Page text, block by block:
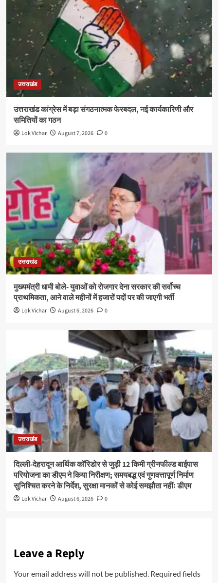
उत्तराखंड
उत्तराखंड कांग्रेस में बड़ा संगठनात्मक फेरबदल, नई कार्यकारिणी और
समितियों का गठन
Lok Vichar August 7, 2026 0
उत्तराखंड
मुख्यमंत्री धामी बोले- युवाओं को रोजगार देना सरकार की सर्वोच्च
प्राथमिकता, आने वाले महीनों में हजारों पदों पर की जाएगी भर्ती
Lok Vichar August 6, 2026 0
उत्तराखंड
दिल्ली-देहरादून आर्थिक कॉरिडोर से जुड़ी 12 किमी ग्रीनफील्ड बाईपास
परियोजना का डीएम ने किया निरीक्षण; समयबद्ध एवं गुणवत्तापूर्ण निर्माण
सुनिश्चित करने के निर्देश, सुरक्षा मानकों से कोई समझौता नहींः डीएम
Lok Vichar August 6, 2026 0
Leave a Reply
Your email address will not be published. Required fields